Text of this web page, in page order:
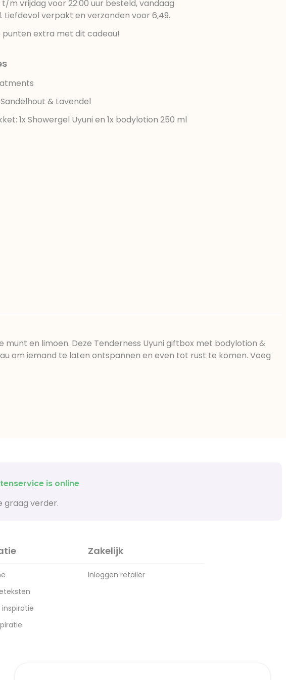
m vrijdag voor 22:00 uur besteld, vandaag
Liefdevol verpakt en verzonden voor 6,49.
punten extra met dit cadeau!
& Lavendel
1x Showergel Uyuni en 1x bodylotion 250 ml
en limoen. Deze Tenderness Uyuni giftbox met bodylotion &
om iemand te laten ontspannen en even tot rust te komen. Voeg
is online
graag verder.
Zakelijk
Inloggen retailer